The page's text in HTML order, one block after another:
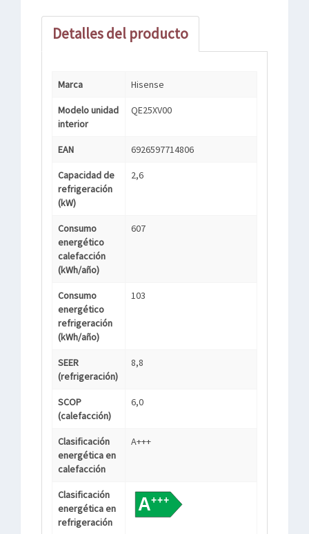
Detalles del producto
Marca Hisense
Modelo unidad
interior
QE25XV00
EAN 6926597714806
Capacidad de
refrigeración
(kW)
2,6
Consumo
energético
calefacción
(kWh/año)
607
Consumo
energético
refrigeración
(kWh/año)
103
SEER
(refrigeración)
8,8
SCOP
(calefacción)
6,0
Clasificación
energética en
calefacción
A+++
Clasificación
energética en
refrigeración